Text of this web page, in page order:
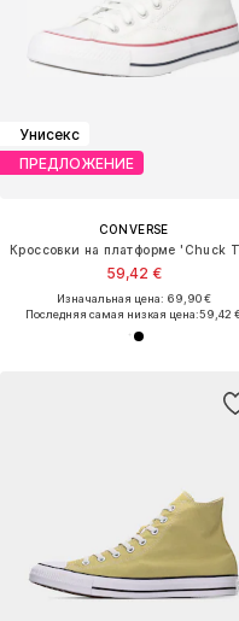
Унисекс
ПРЕДЛОЖЕНИЕ
CONVERSE
59,42 €
Изначальная цена: 69,90 €
Последняя самая низкая цена:59,42